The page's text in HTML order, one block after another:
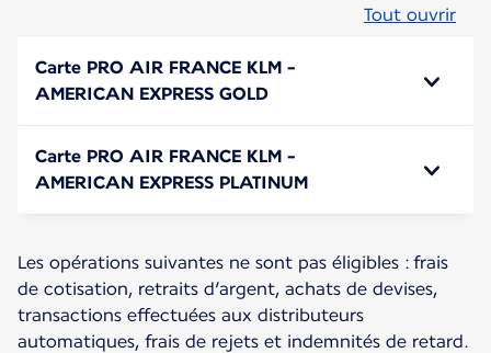
Tout ouvrir
Carte PRO AIR FRANCE KLM -
AMERICAN EXPRESS GOLD
Carte PRO AIR FRANCE KLM -
AMERICAN EXPRESS PLATINUM
Les opérations suivantes ne sont pas éligibles : frais
de cotisation, retraits d’argent, achats de devises,
transactions effectuées aux distributeurs
automatiques, frais de rejets et indemnités de retard.